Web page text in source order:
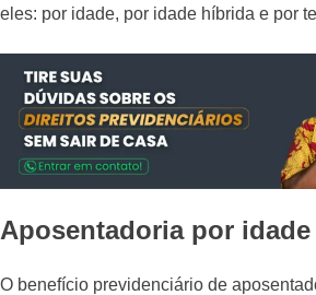
eles: por idade, por idade híbrida e por
Aposentadoria por idade
O benefício previdenciário de